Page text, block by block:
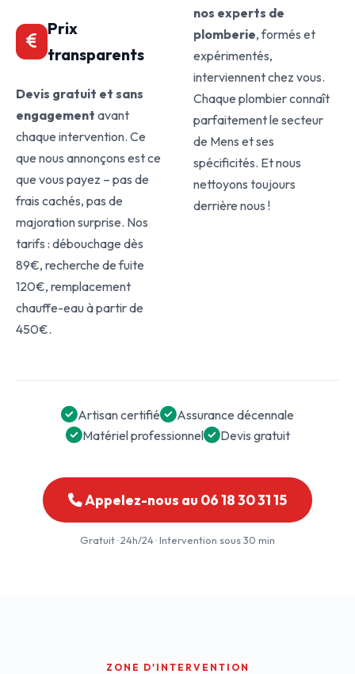
Prix
transparents
Devis gratuit et sans
engagement avant
chaque intervention. Ce
que nous annonçons est ce
que vous payez – pas de
frais cachés, pas de
majoration surprise. Nos
tarifs : débouchage dès
89€, recherche de fuite
120€, remplacement
chauffe-eau à partir de
450€.
nos experts de
plomberie, formés et
expérimentés,
interviennent chez vous.
Chaque plombier connaît
parfaitement le secteur
de Mens et ses
spécificités. Et nous
nettoyons toujours
derrière nous !
Artisan certifié
Assurance décennale
Matériel professionnel
Devis gratuit
Appelez-nous au 06 18 30 31 15
Gratuit · 24h/24 · Intervention sous 30 min
ZONE D'INTERVENTION